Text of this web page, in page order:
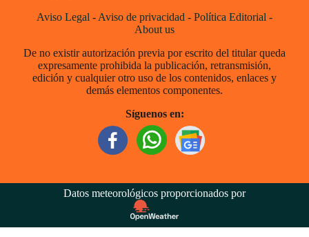
Aviso Legal - Aviso de privacidad - Política Editorial -
About us
De no existir autorización previa por escrito del titular queda
expresamente prohibida la publicación, retransmisión,
edición y cualquier otro uso de los contenidos, enlaces y
demás elementos componentes.
Síguenos en:
Datos meteorológicos proporcionados por